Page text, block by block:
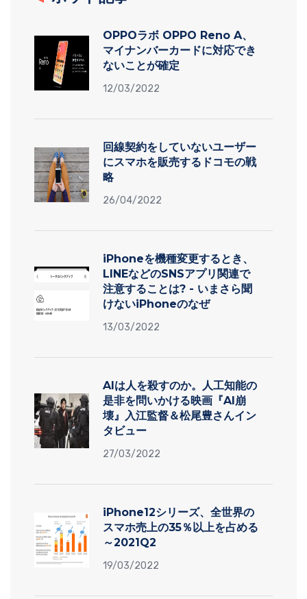
OPPOラボ OPPO Reno A、
マイナンバーカードに対応でき
ないことが確定
12/03/2022
回線契約をしていないユーザー
にスマホを販売するドコモの戦
略
26/04/2022
iPhoneを機種変更するとき、
LINEなどのSNSアプリ関連で
注意することは? - いまさら聞
けないiPhoneのなぜ
13/03/2022
AIは人を殺すのか。人工知能の
是非を問いかける映画『AI崩
壊』入江監督＆松尾豊さんイン
タビュー
27/03/2022
iPhone12シリーズ、全世界の
スマホ売上の35％以上を占める
～2021Q2
19/03/2022